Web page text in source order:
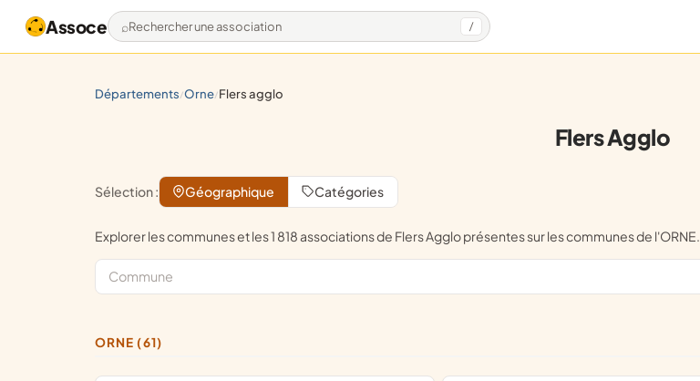
Assoce Rechercher une association /
départements/ orne/ flers agglo
Flers Agglo
Sélection : Géographique Catégories
Explorer les communes et les 1 818 associations de Flers Agglo présentes sur les communes de l'ORNE.
ORNE (61)